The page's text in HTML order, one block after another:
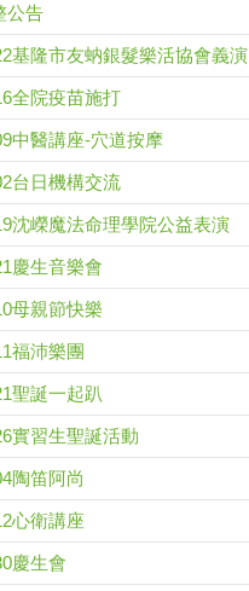
公告
基隆市友蚋銀髮樂活協會義演
全院疫苗施打
中醫講座-穴道按摩
台日機構交流
沈嶸魔法命理學院公益表演
慶生音樂會
母親節快樂
福沛樂團
聖誕一起趴
實習生聖誕活動
陶笛阿尚
心衛講座
慶生會